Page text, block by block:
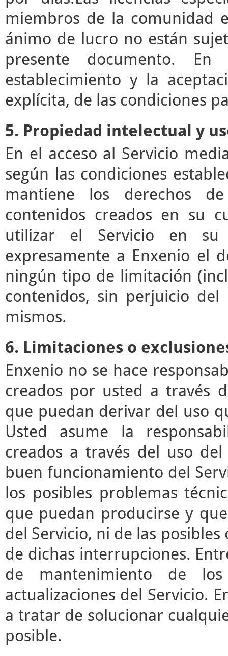
miembros de la comunidad
ánimo de lucro no están
presente documento.
establecimiento y la
explícita, de las condiciones
5. Propiedad intelectual y
En el acceso al Servicio
según las condiciones
mantiene los derechos
contenidos creados en su
utilizar el Servicio en su
expresamente a Enxenio el
ningún tipo de limitación
contenidos, sin perjuicio
mismos.
6. Limitaciones o
Enxenio no se hace
creados por usted a través
que puedan derivar del uso
Usted asume la
creados a través del uso
buen funcionamiento del
los posibles problemas
que puedan producirse y
del Servicio, ni de las
de dichas interrupciones.
de mantenimiento de
actualizaciones del Servicio.
a tratar de solucionar
posible.